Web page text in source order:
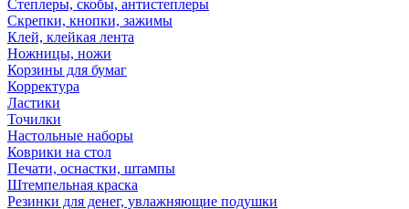
Степлеры, скобы, антистеплеры
Скрепки, кнопки, зажимы
Клей, клейкая лента
Ножницы, ножи
Корзины для бумаг
Корректура
Ластики
Точилки
Настольные наборы
Коврики на стол
Печати, оснастки, штампы
Штемпельная краска
Резинки для денег, увлажняющие подушки